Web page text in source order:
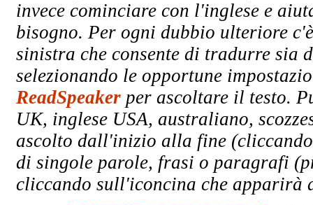
invece cominciare con l'inglese e
bisogno. Per ogni dubbio ulteriore
sinistra che consente di tradurre
selezionando le opportune
ReadSpeaker per ascoltare il testo.
UK, inglese USA, australiano,
ascolto dall'inizio alla fine
di singole parole, frasi o paragrafi
cliccando sull'iconcina che apparirà